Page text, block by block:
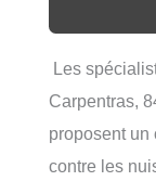
Les
Carpentras,
proposent un
contre les